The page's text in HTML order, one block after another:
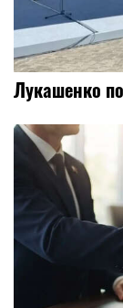
Лукашенко